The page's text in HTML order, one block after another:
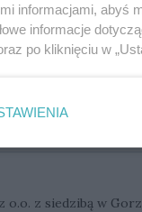
o.o. z siedzibą w
informacjami, abyś
informacje
oraz po kliknięciu w